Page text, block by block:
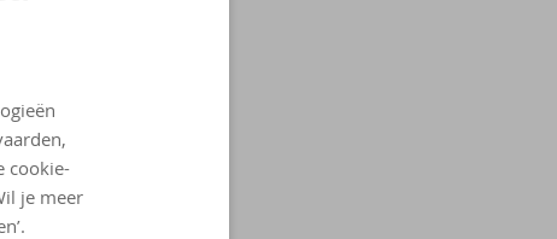
cookie-
je meer